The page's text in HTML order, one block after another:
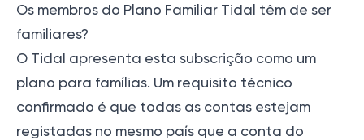
Os membros do Plano Familiar Tidal têm de ser
familiares?
O Tidal apresenta esta subscrição como um
plano para famílias. Um requisito técnico
confirmado é que todas as contas estejam
registadas no mesmo país que a conta do